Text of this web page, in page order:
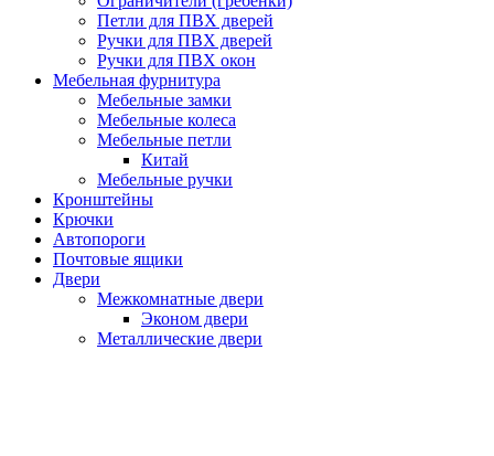
Петли для ПВХ дверей
Ручки для ПВХ дверей
Ручки для ПВХ окон
Мебельная фурнитура
Мебельные замки
Мебельные колеса
Мебельные петли
Китай
Мебельные ручки
Кронштейны
Крючки
Автопороги
Почтовые ящики
Двери
Межкомнатные двери
Эконом двери
Металлические двери